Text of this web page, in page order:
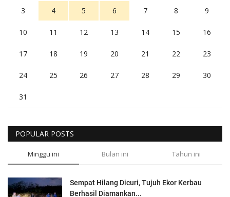
3 4 5 6 7 8 9
10 11 12 13 14 15 16
17 18 19 20 21 22 23
24 25 26 27 28 29 30
31
POPULAR POSTS
Minggu ini Bulan ini Tahun ini
Sempat Hilang Dicuri, Tujuh Ekor Kerbau
Berhasil Diamankan...